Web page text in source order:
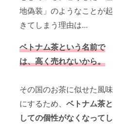
地偽装」のようなことが起
きてしまう理由は...
ベトナム茶という名前で
は、高く売れないから。
その国のお茶に似せた風味
にするため、 ベトナム茶と
しての個性がなくなってし